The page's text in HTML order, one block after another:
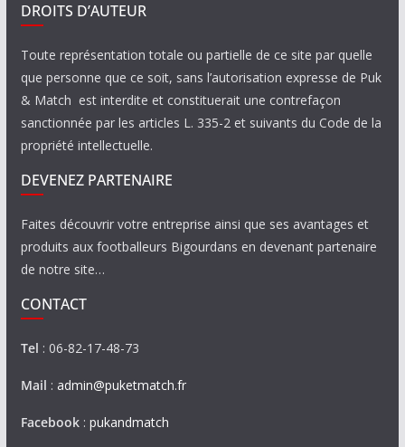
DROITS D’AUTEUR
Toute représentation totale ou partielle de ce site par quelle
que personne que ce soit, sans l’autorisation expresse de Puk
& Match est interdite et constituerait une contrefaçon
sanctionnée par les articles L. 335-2 et suivants du Code de la
propriété intellectuelle.
DEVENEZ PARTENAIRE
Faites découvrir votre entreprise ainsi que ses avantages et
produits aux footballeurs Bigourdans en devenant partenaire
de notre site…
CONTACT
Tel : 06-82-17-48-73
Mail : admin@puketmatch.fr
Facebook: pukandmatch